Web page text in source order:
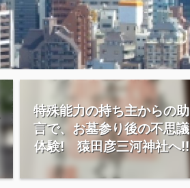
特殊能力の持ち主からの助
言で、お墓参り後の不思議
体験! 猿田彦三河神社へ!!